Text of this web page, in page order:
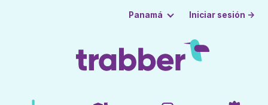
Panamá Iniciar sesión →